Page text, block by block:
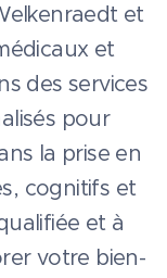
et
et
des services
pour
la prise en
cognitifs et
et à
votre bien-